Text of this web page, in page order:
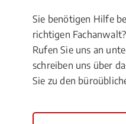
Sie benötigen Hilfe
richtigen Fachanwalt?
Rufen Sie uns an
schreiben uns über
Sie zu den